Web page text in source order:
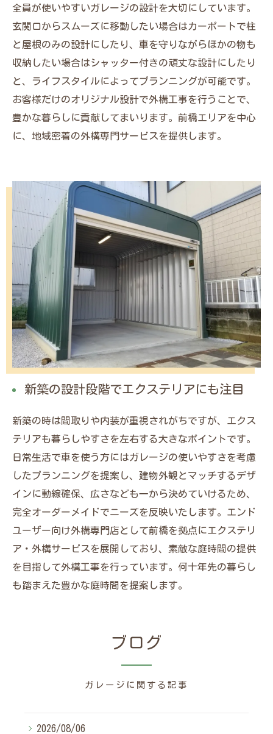
全員が使いやすいガレージの設計を大切にしています。
玄関口からスムーズに移動したい場合はカーポートで柱
と屋根のみの設計にしたり、車を守りながらほかの物も
収納したい場合はシャッター付きの頑丈な設計にしたり
と、ライフスタイルによってプランニングが可能です。
お客様だけのオリジナル設計で外構工事を行うことで、
豊かな暮らしに貢献してまいります。前橋エリアを中心
に、地域密着の外構専門サービスを提供します。
新築の設計段階でエクステリアにも注目
新築の時は間取りや内装が重視されがちですが、エクス
テリアも暮らしやすさを左右する大きなポイントです。
日常生活で車を使う方にはガレージの使いやすさを考慮
したプランニングを提案し、建物外観とマッチするデザ
インに動線確保、広さなども一から決めていけるため、
完全オーダーメイドでニーズを反映いたします。エンド
ユーザー向け外構専門店として前橋を拠点にエクステリ
ア・外構サービスを展開しており、素敵な庭時間の提供
を目指して外構工事を行っています。何十年先の暮らし
も踏まえた豊かな庭時間を提案します。
ブログ
ガレージに関する記事
2026/08/06